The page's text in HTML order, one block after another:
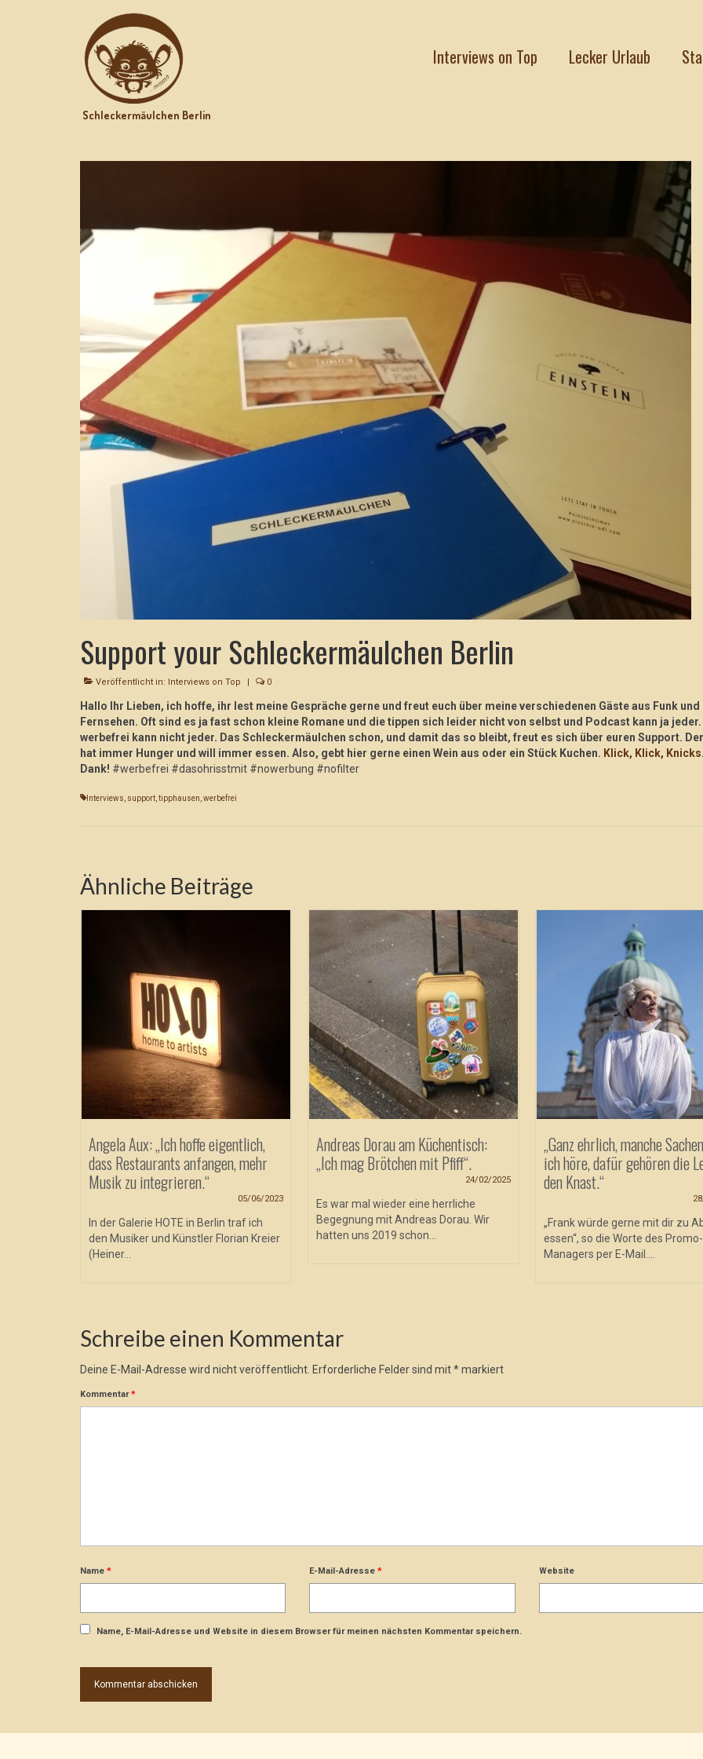
Schleckermäulchen Berlin
Interviews on Top Lecker Urlaub
Support your Schleckermäulchen Berlin
Veröffentlicht in: Interviews on Top | 0
Hallo Ihr Lieben, ich hoffe, ihr lest meine Gespräche gerne und freut euch über meine verschiedenen Gäste aus Funk und
Fernsehen. Oft sind es ja fast schon kleine Romane und die tippen sich leider nicht von selbst und Podcast kann ja jeder.
werbefrei kann nicht jeder. Das Schleckermäulchen schon, und damit das so bleibt, freut es sich über euren Support.
hat immer Hunger und will immer essen. Also, gebt hier gerne einen Wein aus oder ein Stück Kuchen. Klick, Klick, Knicks
Dank! #werbefrei #dasohrisstmit #nowerbung #nofilter
Interviews support tipphausen werbefrei
Ähnliche Beiträge
Angela Aux: „Ich hoffe eigentlich,
dass Restaurants anfangen, mehr
Musik zu integrieren.“
05/06/2023
In der Galerie HOTE in Berlin traf ich
den Musiker und Künstler Florian Kreier
(Heiner...
Andreas Dorau am Küchentisch:
„Ich mag Brötchen mit Pfiff“.
24/02/2025
Es war mal wieder eine herrliche
Begegnung mit Andreas Dorau. Wir
hatten uns 2019 schon...
„Ganz ehrlich, manche
ich höre, dafür gehören die
den Knast.“
„Frank würde gerne mit dir zu
essen“, so die Worte des Promo-
Managers per E-Mail....
Schreibe einen Kommentar
Deine E-Mail-Adresse wird nicht veröffentlicht. Erforderliche Felder sind mit*markiert
Kommentar*
Name * E-Mail-Adresse* Website
Name, E-Mail-Adresse und Website in diesem Browser für meinen nächsten Kommentar speichern.